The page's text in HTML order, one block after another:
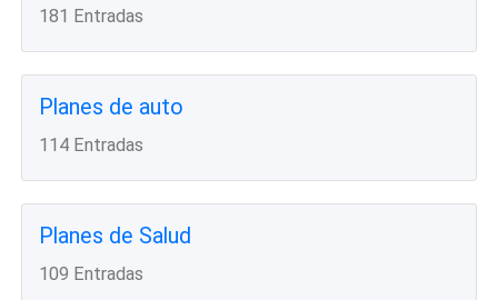
181 Entradas
Planes de auto
114 Entradas
Planes de Salud
109 Entradas